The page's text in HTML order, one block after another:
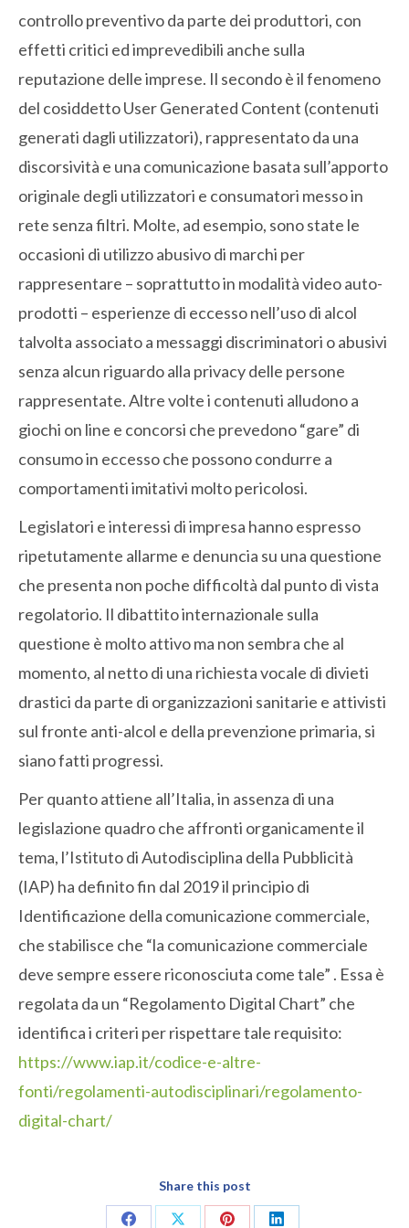
controllo preventivo da parte dei produttori, con
effetti critici ed imprevedibili anche sulla
reputazione delle imprese. Il secondo è il fenomeno
del cosiddetto User Generated Content (contenuti
generati dagli utilizzatori), rappresentato da una
discorsività e una comunicazione basata sull’apporto
originale degli utilizzatori e consumatori messo in
rete senza filtri. Molte, ad esempio, sono state le
occasioni di utilizzo abusivo di marchi per
rappresentare – soprattutto in modalità video auto-
prodotti – esperienze di eccesso nell’uso di alcol
talvolta associato a messaggi discriminatori o abusivi
senza alcun riguardo alla privacy delle persone
rappresentate. Altre volte i contenuti alludono a
giochi on line e concorsi che prevedono “gare” di
consumo in eccesso che possono condurre a
comportamenti imitativi molto pericolosi.
Legislatori e interessi di impresa hanno espresso
ripetutamente allarme e denuncia su una questione
che presenta non poche difficoltà dal punto di vista
regolatorio. Il dibattito internazionale sulla
questione è molto attivo ma non sembra che al
momento, al netto di una richiesta vocale di divieti
drastici da parte di organizzazioni sanitarie e attivisti
sul fronte anti-alcol e della prevenzione primaria, si
siano fatti progressi.
Per quanto attiene all’Italia, in assenza di una
legislazione quadro che affronti organicamente il
tema, l’Istituto di Autodisciplina della Pubblicità
(IAP) ha definito fin dal 2019 il principio di
Identificazione della comunicazione commerciale,
che stabilisce che “la comunicazione commerciale
deve sempre essere riconosciuta come tale” . Essa è
regolata da un “Regolamento Digital Chart” che
identifica i criteri per rispettare tale requisito:
https://www.iap.it/codice-e-altre-
fonti/regolamenti-autodisciplinari/regolamento-
digital-chart/
Share this post